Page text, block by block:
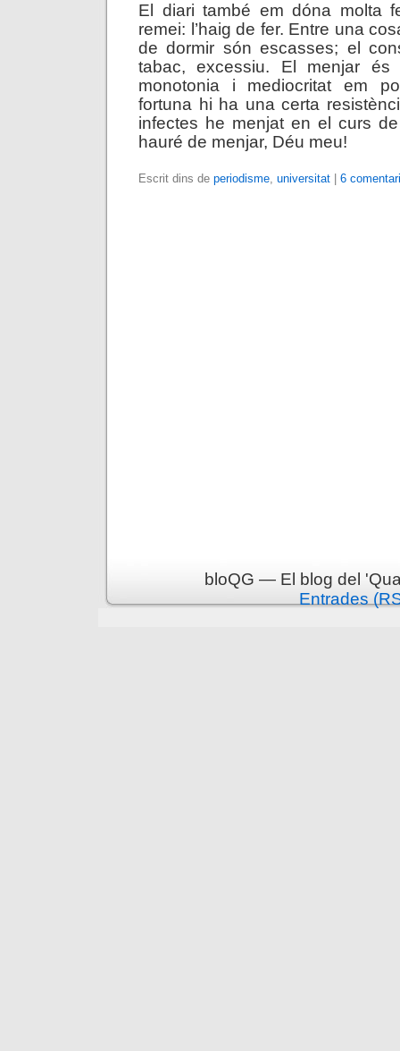
El diari també em dóna molta
remei: l’haig de fer. Entre una
de dormir són escasses; el
tabac, excessiu. El menjar és
monotonia i mediocritat em
fortuna hi ha una certa
infectes he menjat en el curs
hauré de menjar, Déu meu!
Escrit dins de periodisme, universitat 6
bloQG — El blog del
Entrades